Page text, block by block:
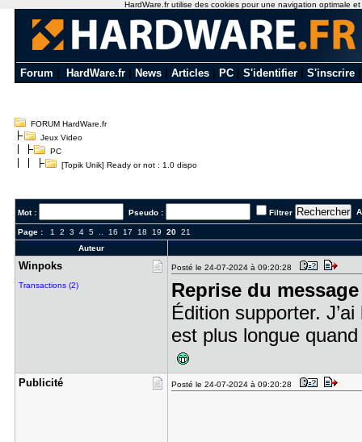
Forum HardWare.fr News Articles PC S'identifier S'inscrire
FORUM HardWare.fr
Jeux Video
PC
[Topik Unik] Ready or not : 1.0 dispo
Mot : Pseudo : Filtrer
Page : 1 2 3 4 5.. 16 17 18 19 20 21
Auteur
Winpoks
Transactions (2)
Posté le 24-07-2024 à 09:20:28
Reprise du
Édition supporter.
est plus longue
Publicité Posté le 24-07-2024 à 09:20:28
HardWare.fr utilise des cookies pour une navigation optimale